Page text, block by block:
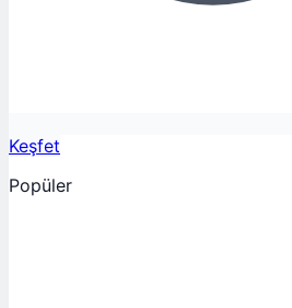
Keşfet
Popüler